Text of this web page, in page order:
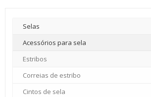
Selas
Acessórios para sela
Estribos
Correias de estribo
Cintos de sela